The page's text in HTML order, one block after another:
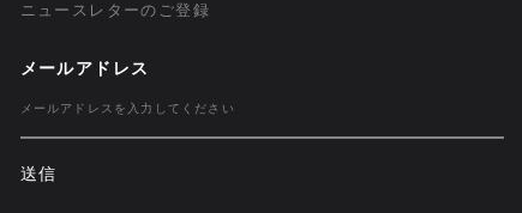
ニュースレターのご登録
メールアドレス
送信